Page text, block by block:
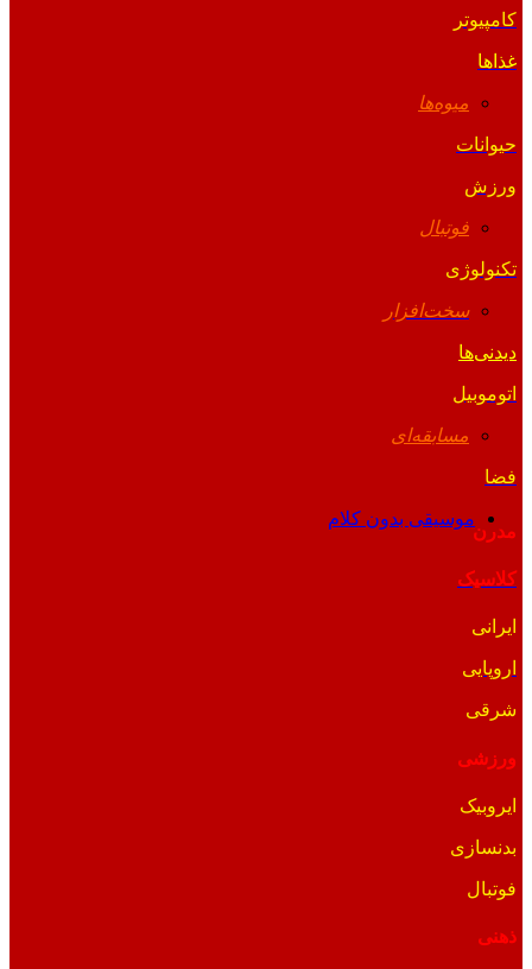
کامپیوتر
غذاها
میوه‌ها
حیوانات
ورزش
فوتبال
تکنولوژی
سخت‌افزار
دیدنی‌ها
اتوموبیل
مسابقه‌ای
فضا
موسیقی بدون کلام
مدرن
کلاسیک
ایرانی
اروپایی
شرقی
ورزشی
ایروبیک
بدنسازی
فوتبال
ذهنی